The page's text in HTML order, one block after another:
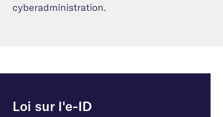
cyberadministration.
Loi sur l'e-ID